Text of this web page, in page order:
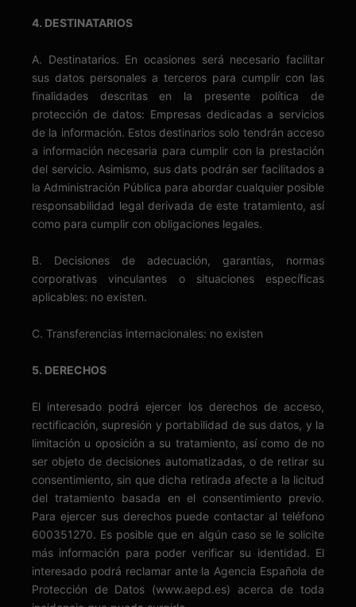
4. DESTINATARIOS
A. Destinatarios. En ocasiones será necesario facilitar
sus datos personales a terceros para cumplir con las
finalidades descritas en la presente política de
protección de datos: Empresas dedicadas a servicios
de la información. Estos destinarios solo tendrán acceso
a información necesaria para cumplir con la prestación
del servicio. Asimismo, sus dats podrán ser facilitados a
la Administración Pública para abordar cualquier posible
responsabilidad legal derivada de este tratamiento, así
como para cumplir con obligaciones legales.
B. Decisiones de adecuación, garantías, normas
corporativas vinculantes o situaciones específicas
aplicables: no existen.
C. Transferencias internacionales: no existen
5. DERECHOS
El interesado podrá ejercer los derechos de acceso,
rectificación, supresión y portabilidad de sus datos, y la
limitación u oposición a su tratamiento, así como de no
ser objeto de decisiones automatizadas, o de retirar su
consentimiento, sin que dicha retirada afecte a la licitud
del tratamiento basada en el consentimiento previo.
Para ejercer sus derechos puede contactar al teléfono
600351270. Es posible que en algún caso se le solicite
más información para poder verificar su identidad. El
interesado podrá reclamar ante la Agencia Española de
Protección de Datos (www.aepd.es) acerca de toda